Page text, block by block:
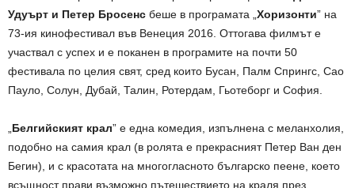
Удуърт и Петер Бросенс беше в програмата Хоризонти” на
73-ия кинофестивал във Венеция 2016. Оттогава филмът е
участвал с успех и е поканен в програмите на почти 50
фестивала по целия свят, сред които Бусан, Палм Спрингс, Сао
Пауло, Солун, Дубай, Талин, Ротердам, Гьотеборг и София.
Белгийският крал” е една комедия, изпълнена с меланхолия,
подобно на самия крал (в ролята е прекрасният Петер Ван ден
Бегин), и с красотата на многогласното българско пеене, което
всъщност прави възможно пътешествието на краля през